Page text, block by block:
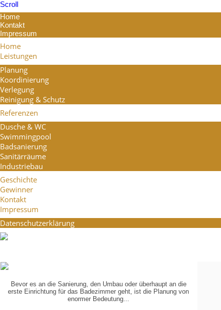
Scroll
Home
Kontakt
Impressum
Home
Leistungen
Planung
Koordinierung
Verlegung
Reinigung & Schutz
Referenzen
Dusche & WC
Swimmingpool
Badsanierung
Sanitärräume
Industriebau
Geschichte
Gewinner
Kontakt
Impressum
Datenschutzerklärung
PLANUNGIN 3-D
Bevor es an die Sanierung, den Umbau oder überhaupt an die
erste Einrichtung für das Badezimmer geht, ist die Planung von
enormer Bedeutung...